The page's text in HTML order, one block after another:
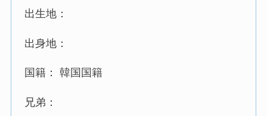
出生地：
出身地：
国籍： 韓国国籍
兄弟：